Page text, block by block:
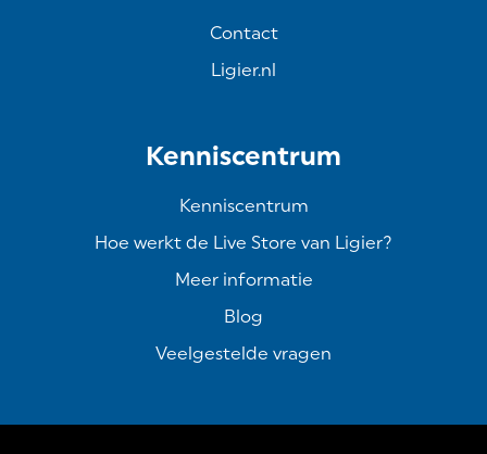
Contact
Ligier.nl
Kenniscentrum
Kenniscentrum
Hoe werkt de Live Store van Ligier?
Meer informatie
Blog
Veelgestelde vragen